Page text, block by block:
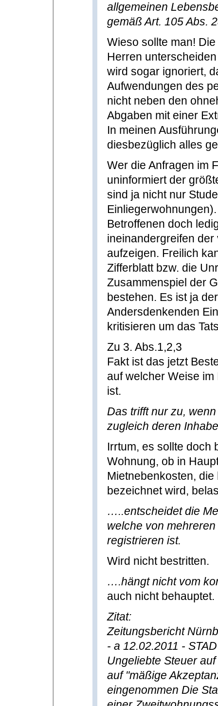
allgemeinen
gemäß Art. 105 Abs.
Wieso sollte man!
Herren
wird sogar ignoriert,
Aufwendungen des
nicht neben den
Abgaben mit einer
In meinen
diesbezüglich alles
Wer die Anfragen im
uninformiert der
sind ja nicht nur
Betroffenen doch
ineinandergreifen
aufzeigen. Freilich
Zifferblatt bzw. die
Zusammenspiel der
bestehen. Es ist ja
Andersdenkenden
kritisieren um das
Zu 3. Abs.1,2,3
Fakt ist das jetzt
auf welcher Weise
ist.
Das trifft nur zu,
zugleich deren
Irrtum, es sollte doch
Wohnung, ob in
Mietnebenkosten,
bezeichnet wird,
…..entscheidet die
welche von
registrieren ist.
Wird nicht bestritten.
….hängt nicht vom
auch nicht
Zitat:
Zeitungsbericht
- a 12.02.2011 -
Ungeliebte Steuer
auf "mäßige
eingenommen Die